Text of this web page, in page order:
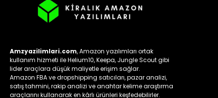
Amzyazilimlari.com, Amazon yazılımları ortak
kullanım hizmeti ile Helium10, Keepa, Jungle Scout gibi
lider araçlara düşük maliyetle erişim sağlar.
Amazon FBA ve dropshipping satıcıları, pazar analizi,
satış tahmini, rakip analizi ve anahtar kelime araştırma
araçlarını kullanarak en kârlı ürünleri keşfedebilirler.